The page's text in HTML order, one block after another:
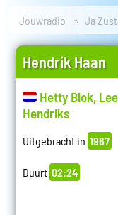
Jouwradio Ja
Hendrik Haan
Hetty Blok,
Hendriks
Uitgebracht in 1967
Duurt 02:24